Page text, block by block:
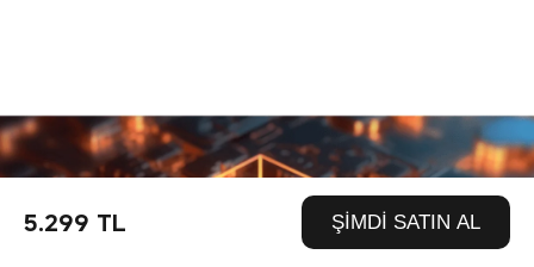
5.299 TL ŞİMDİ SATIN AL